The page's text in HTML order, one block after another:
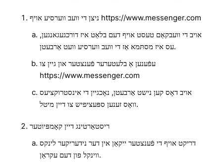
ניצן די וועב ווערסיע אויף https://www.messenger.com
אויב די וועבקאַם טעסט אויף דעם בלאַט איז דורכגעגאנגען,
עס איז מסתּמא אַז די וועב ווערסיע וועט אַרבעטן.
עפֿענען אַ בלעטערער פֿענצטער און גיין צו
https://www.messenger.com
אויב דאָס קען נישט אַרבעטן, נאָכגיין די אינסטרוקציעס
וואָס זענען ספּעציפיש צו דיין מיטל.
ריסטאַרטינג דיין קאָמפּיוטער
דריקט אויף די פֿענצטער ייקאַן אין דער נידעריקער לינקס
ווינקל פון דעם עקראַן.